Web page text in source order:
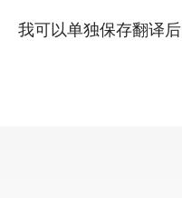
我可以单独保存翻译